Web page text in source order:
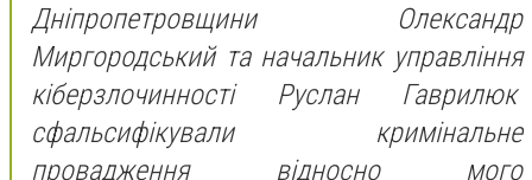
Дніпропетровщини Олександр
Миргородський та начальник управління
кіберзлочинності Руслан Гаврилюк
сфальсифікували кримінальне
провадження відносно мого